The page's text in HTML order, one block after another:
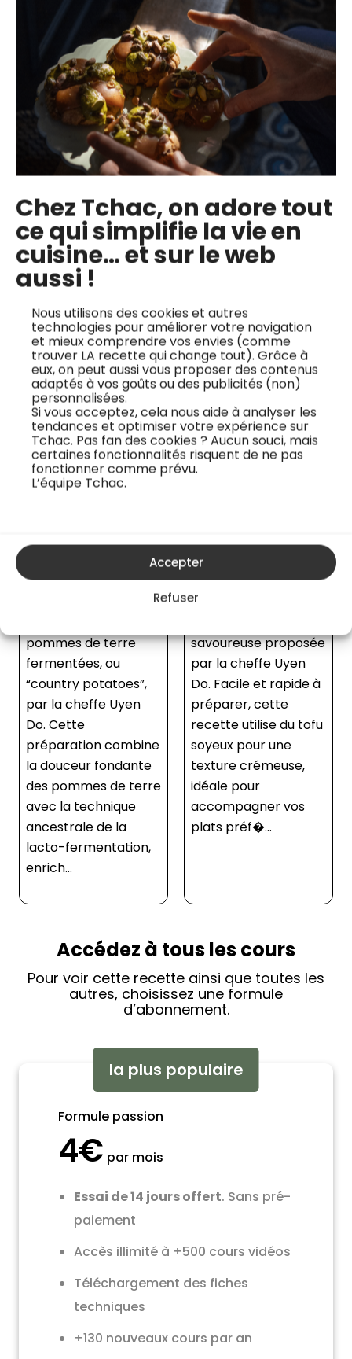
Chez Tchac, on adore tout
ce qui simplifie la vie en
cuisine… et sur le web
aussi !
Nous utilisons des cookies et autres
technologies pour améliorer votre navigation
et mieux comprendre vos envies (comme
trouver LA recette qui change tout). Grâce à
eux, on peut aussi vous proposer des contenus
adaptés à vos goûts ou des publicités (non)
personnalisées.
Si vous acceptez, cela nous aide à analyser les
tendances et optimiser votre expérience sur
Tchac. Pas fan des cookies ? Aucun souci, mais
certaines fonctionnalités risquent de ne pas
fonctionner comme prévu.
L’équipe Tchac.
Accepter
Refuser
✅ Techniques de fermentation pour assurer une
conservation longue durée et le développement des
probiotiques.
✅ Adaptation des épices et ingrédients pour
personnaliser le Kimchi selon vos goûts
Je regarde la recette vidéo
Les cours en ligne du chef
mayonnaise végane
savoureuse proposée
par la cheffe Uyen
Do. Facile et rapide à
préparer, cette
recette utilise du tofu
soyeux pour une
texture crémeuse,
idéale pour
accompagner vos
plats préf�...
fermentée
...
Accédez à tous les cours
Pour voir cette recette ainsi que toutes les
autres, choisissez une formule
d’abonnement.
la plus populaire
Formule passion
4€ par mois
Essai de 14 jours offert. Sans pré-
paiement
Accès illimité à +500 cours vidéos
Téléchargement des fiches
techniques
+130 nouveaux cours par an